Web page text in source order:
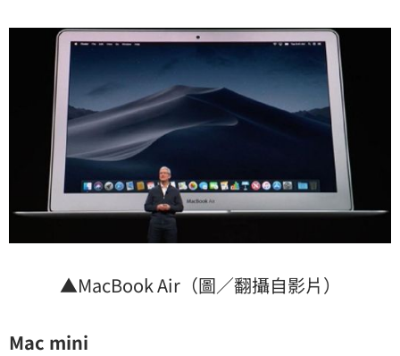
▲MacBook Air（圖／翻攝自影片）
Mac mini